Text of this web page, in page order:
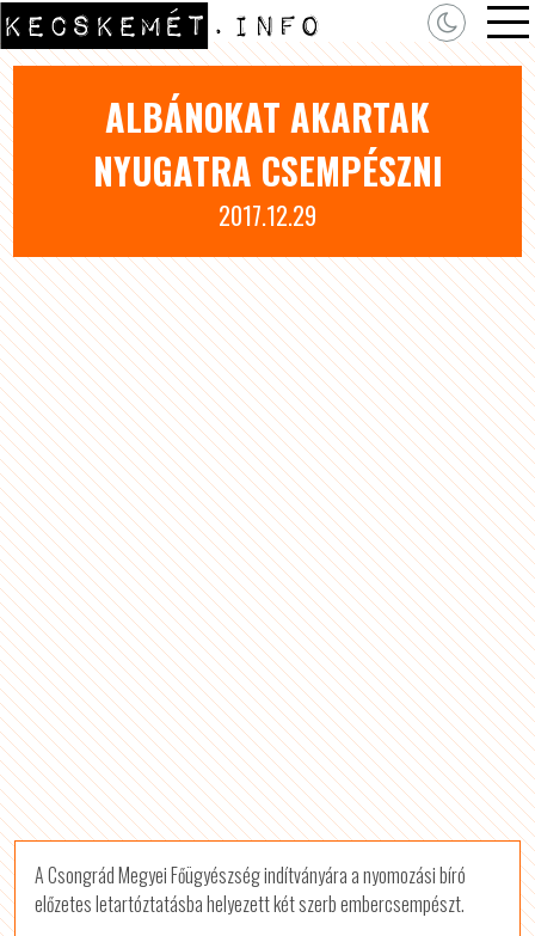
ALBÁNOKAT AKARTAK
NYUGATRA CSEMPÉSZNI
2017.12.29
A Csongrád Megyei Főügyészség indítványára a nyomozási bíró
előzetes letartóztatásba helyezett két szerb embercsempészt.